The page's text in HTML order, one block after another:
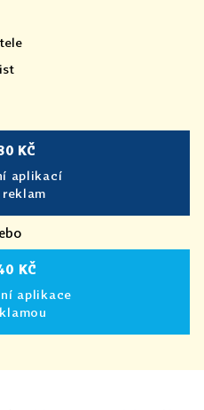
KČ
aplikací
reklam
KČ
aplikace